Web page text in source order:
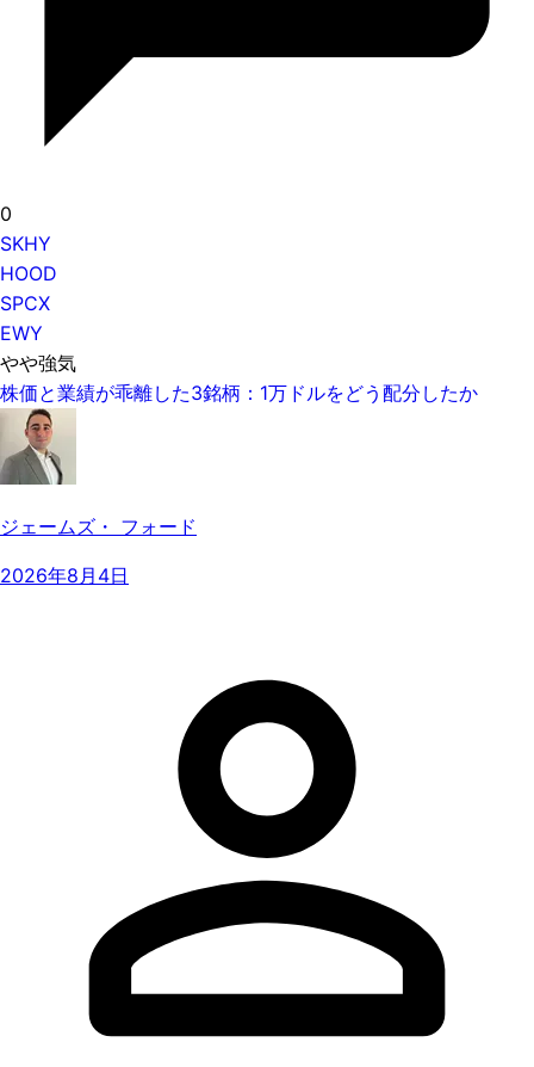
0
SKHY
HOOD
SPCX
EWY
やや強気
株価と業績が乖離した3銘柄：1万ドルをどう配分したか
ジェームズ・ フォード
2026年8月4日